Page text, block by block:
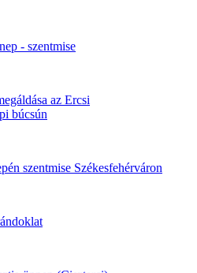
- szentmise
az Ercsi
búcsún
szentmise Székesfehérváron